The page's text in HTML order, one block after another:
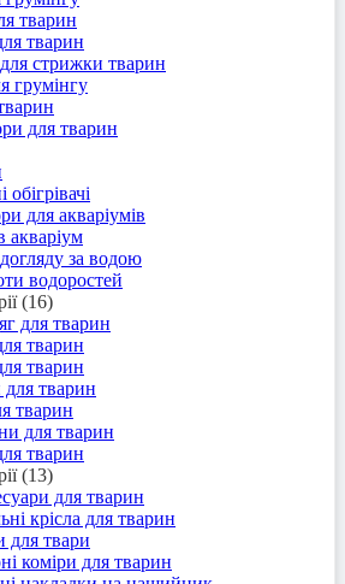
тварин
тварин
стрижки тварин
грумінгу
для тварин
для акваріумів
акваріум
за водою
водоростей
(16)
для тварин
тварин
тварин
тварин
тварин
для тварин
тварин
(13)
для тварин
крісла для тварин
для твари
коміри для тварин